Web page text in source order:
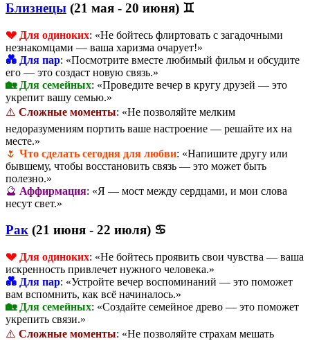
Близнецы (21 мая - 20 июня) ♊
💔 Для одиноких: «Не бойтесь флиртовать с загадочными
незнакомцами — ваша харизма очарует!»
💑 Для пар: «Посмотрите вместе любимый фильм и обсудите
его — это создаст новую связь.»
🏡 Для семейных: «Проведите вечер в кругу друзей — это
укрепит вашу семью.»
⚠️ Сложные моменты: «Не позволяйте мелким
недоразумениям портить ваше настроение — решайте их на
месте.»
🌷 Что сделать сегодня для любви: «Напишите другу или
бывшему, чтобы восстановить связь — это может быть
полезно.»
🔮 Аффирмация: «Я — мост между сердцами, и мои слова
несут свет.»
Рак (21 июня - 22 июля) ♋
💔 Для одиноких: «Не бойтесь проявить свои чувства — ваша
искренность привлечет нужного человека.»
💑 Для пар: «Устройте вечер воспоминаний — это поможет
вам вспомнить, как всё начиналось.»
🏡 Для семейных: «Создайте семейное древо — это поможет
укрепить связи.»
⚠️ Сложные моменты: «Не позволяйте страхам мешать